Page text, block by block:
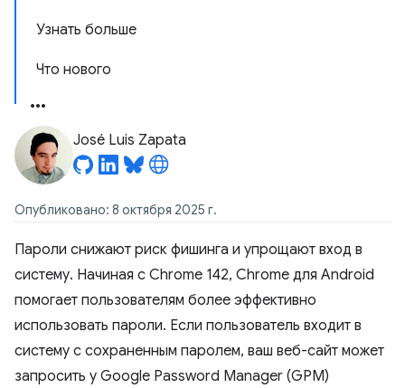
Узнать больше
Что нового
José Luis Zapata
Опубликовано: 8 октября 2025 г.
Пароли снижают риск фишинга и упрощают вход в
систему. Начиная с Chrome 142, Chrome для Android
помогает пользователям более эффективно
использовать пароли. Если пользователь входит в
систему с сохраненным паролем, ваш веб-сайт может
запросить у Google Password Manager (GPM)